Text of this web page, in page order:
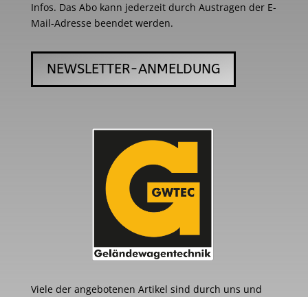
Infos. Das Abo kann jederzeit durch Austragen der E-
Mail-Adresse beendet werden.
NEWSLETTER-ANMELDUNG
Viele der angebotenen Artikel sind durch uns und